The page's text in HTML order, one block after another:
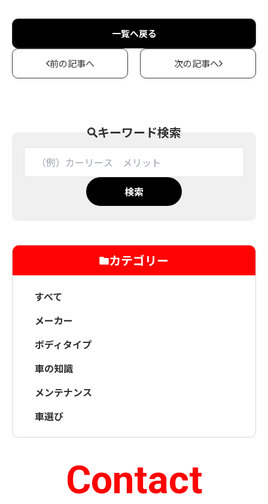
一覧へ戻る
前の記事へ 次の記事へ
キーワード検索
検索
カテゴリー
すべて
メーカー
ボディタイプ
車の知識
メンテナンス
車選び
Contact